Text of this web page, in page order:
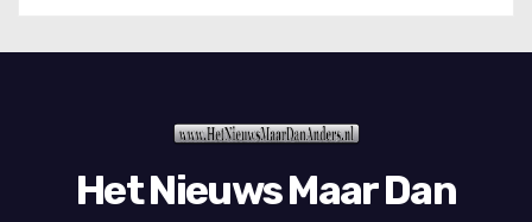
Het Nieuws Maar Dan